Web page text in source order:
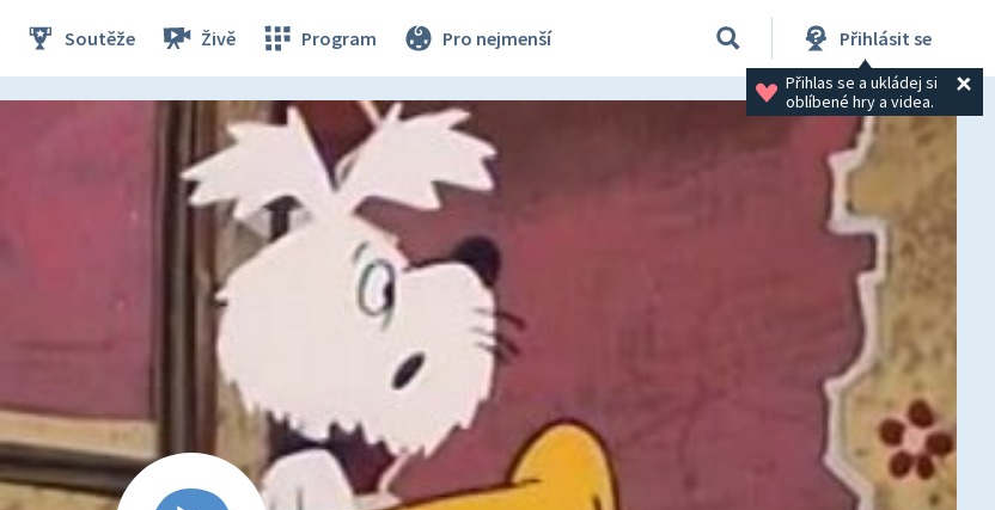
Soutěže Živě Program Pro nejmenší Přihlásit se
Přihlas se a ukládej si
oblíbené hry a videa.